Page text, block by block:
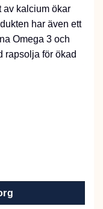
av kalcium ökar
har även ett
Omega 3 och
rapsolja för ökad